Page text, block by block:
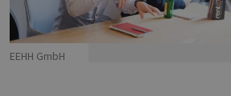
EEHH GmbH